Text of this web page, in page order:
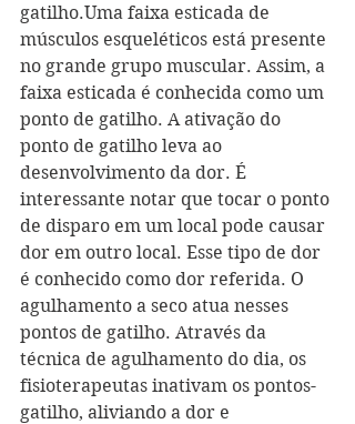
gatilho.Uma faixa esticada de
músculos esqueléticos está presente
no grande grupo muscular. Assim, a
faixa esticada é conhecida como um
ponto de gatilho. A ativação do
ponto de gatilho leva ao
desenvolvimento da dor. É
interessante notar que tocar o ponto
de disparo em um local pode causar
dor em outro local. Esse tipo de dor
é conhecido como dor referida. O
agulhamento a seco atua nesses
pontos de gatilho. Através da
técnica de agulhamento do dia, os
fisioterapeutas inativam os pontos-
gatilho, aliviando a dor e